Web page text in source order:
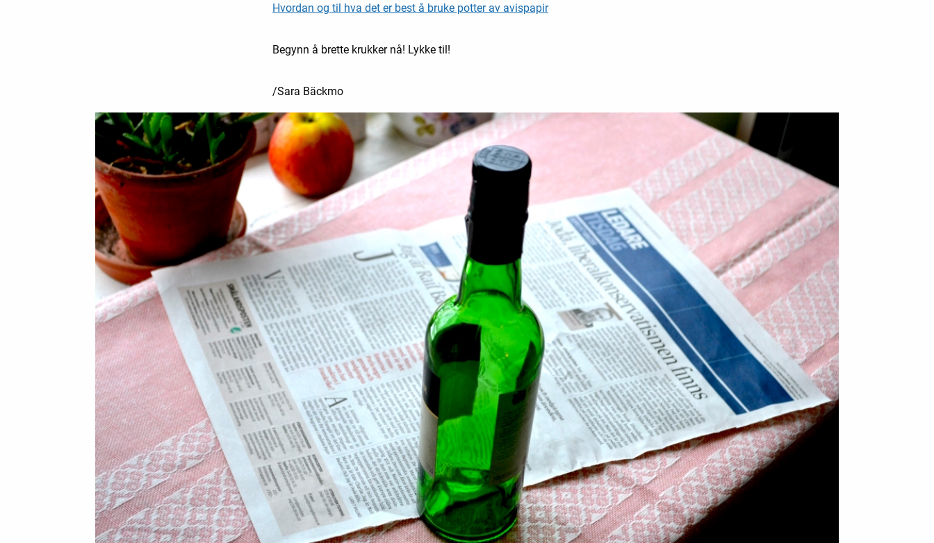
Hvordan og til hva det er best å bruke potter av avispapir
Begynn å brette krukker nå! Lykke til!
/Sara Bäckmo